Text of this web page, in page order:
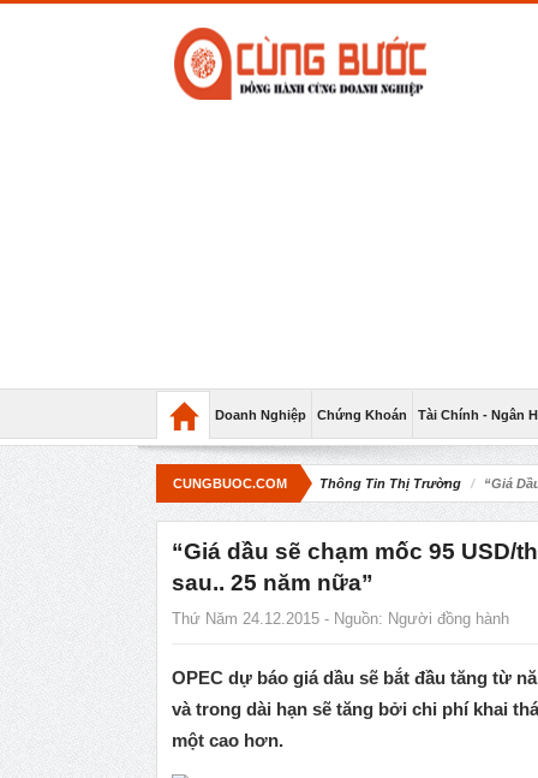
Doanh Nghiệp Chứng Khoán Tài Chính - Ngân
CUNGBUOC.COM Thông Tin Thị Trường “Giá
“Giá dầu sẽ chạm mốc 95 USD/
sau.. 25 năm nữa”
Thứ Năm 24.12.2015 - Nguồn: Người đồng hành
OPEC dự báo giá dầu sẽ bắt đầu tăng từ
và trong dài hạn sẽ tăng bởi chi phí khai
một cao hơn.